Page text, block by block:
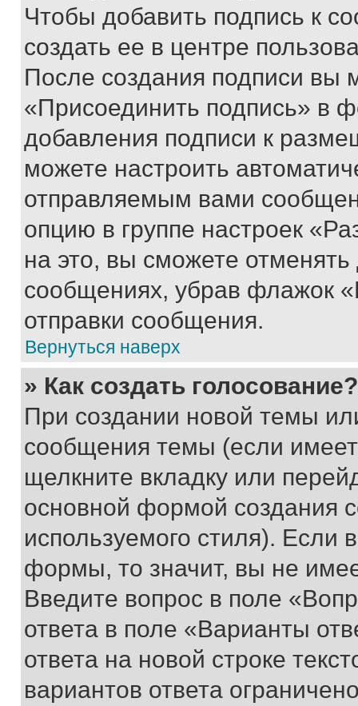
Чтобы добавить подпись к
создать ее в центре
После создания подписи вы
«Присоединить подпись» в
добавления подписи к
можете настроить
отправляемым вами
опцию в группе настроек
на это, вы сможете
сообщениях, убрав флажок
отправки сообщения.
Вернуться наверх
» Как создать голосование?
При создании новой темы
сообщения темы (если
щелкните вкладку или
основной формой создания
используемого стиля). Если
формы, то значит, вы не
Введите вопрос в поле
ответа в поле «Варианты
ответа на новой строке
вариантов ответа